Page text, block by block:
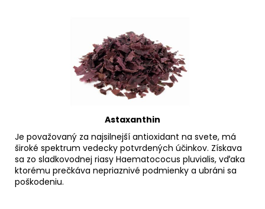
Astaxanthin
Je považovaný za najsilnejší antioxidant na svete, má
široké spektrum vedecky potvrdených účinkov. Získava
sa zo sladkovodnej riasy Haematococus pluvialis, vďaka
ktorému prečkáva nepriaznivé podmienky a ubráni sa
poškodeniu.